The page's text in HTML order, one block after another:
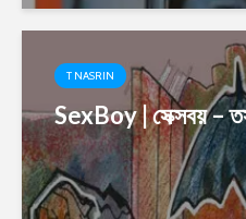
T NASRIN
SexBoy | সেক্সবয় –